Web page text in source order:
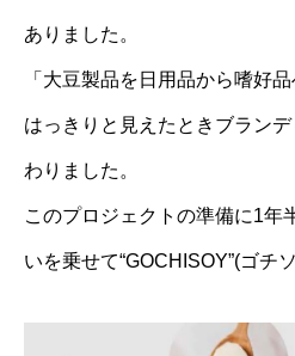
ありました。
「大豆製品を日用品から嗜好
はっきりと見えたときブラン
わりました。
このプロジェクトの準備に1年
いを乗せて“GOCHISOY”(ゴチ